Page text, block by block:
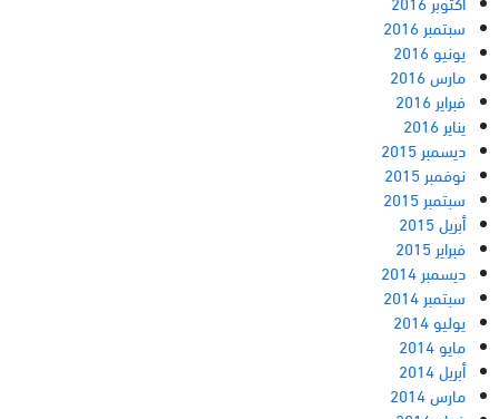
سبتمبر 2016
يونيو 2016
مارس 2016
فبراير 2016
يناير 2016
ديسمبر 2015
نوفمبر 2015
سبتمبر 2015
أبريل 2015
فبراير 2015
ديسمبر 2014
سبتمبر 2014
يوليو 2014
مايو 2014
أبريل 2014
مارس 2014